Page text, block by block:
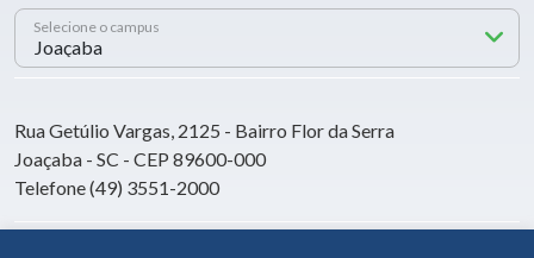
Selecione o campus
Rua Getúlio Vargas, 2125 - Bairro Flor da Serra
Joaçaba - SC - CEP 89600-000
Telefone (49) 3551-2000